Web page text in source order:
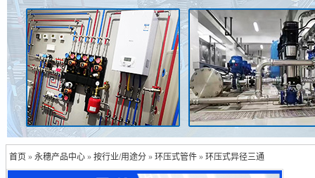
首页 »永穗产品中心 »按行业/用途分 »环压式管件 »环压式异径三通